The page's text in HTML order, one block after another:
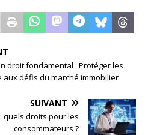
droit fondamental : Protéger les
aux défis du marché immobilier
SUIVANT
quels droits pour les
consommateurs ?